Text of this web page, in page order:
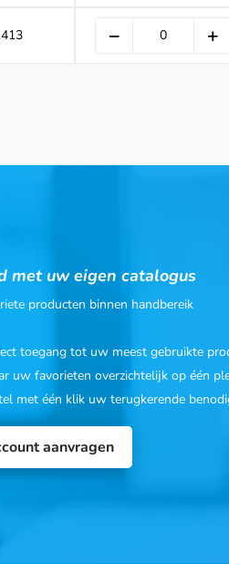
met uw eigen catalogus
producten binnen handbereik
toegang tot uw meest gebruikte
uw favorieten overzichtelijk op één
met één klik uw terugkerende
aanvragen